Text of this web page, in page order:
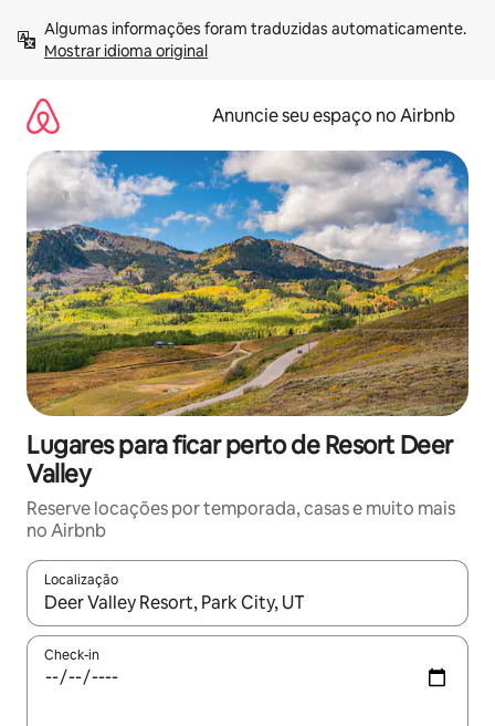
para
Mostrar idioma original
Anuncie seu espaço no Airbnb
Lugares para ficar perto de Resort Deer
Valley
Reserve locações por temporada, casas e muito mais
no Airbnb
Localização
Quando os resultados estiverem disponíveis, explore-os
Check-in